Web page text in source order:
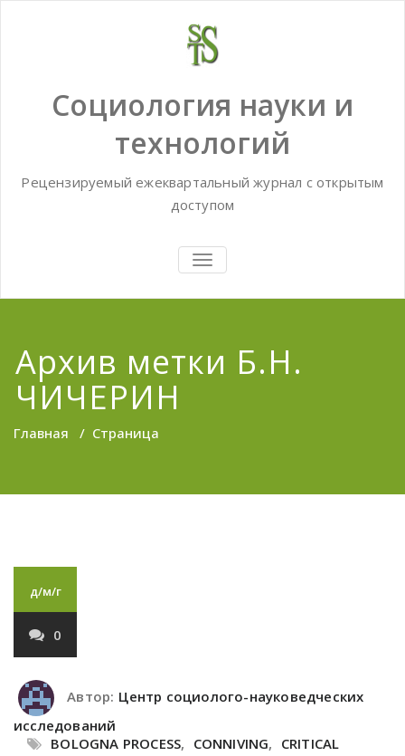
Социология науки и
технологий
Рецензируемый ежеквартальный журнал с открытым
доступом
TOGGLE
NAVIGATION
Архив метки Б.Н.
ЧИЧЕРИН
Главная / Страница
д/м/г
0
Автор: Центр социолого-науковедческих
исследований
BOLOGNA PROCESS, CONNIVING, CRITICAL